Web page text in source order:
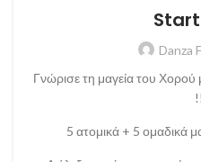
Danza
Γνώρισε τη μαγεία του
5 ατομικά + 5 ομαδικά